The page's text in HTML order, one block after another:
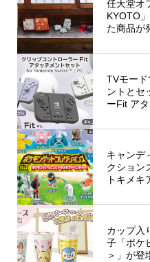
任天堂オ
KYOTO
た商品が
TVモー
ントとセ
ーFit ア
キャンデ
クション
トキメ
カップ入
子「ポケ
＞」が登